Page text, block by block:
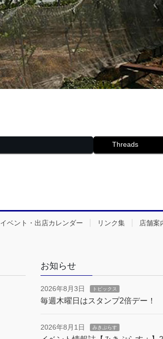
Threads
イベント・出店カレンダー リンク集 店舗案
お知らせ
2026年8月3日 トピックス
毎週木曜日はスタンプ2倍デー！
2026年8月1日 みきぷらす